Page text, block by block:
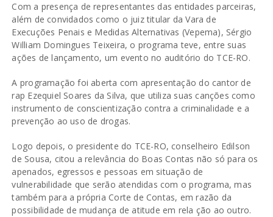
Com a presença de representantes das entidades parceiras,
além de convidados como o juiz titular da Vara de
Execuções Penais e Medidas Alternativas (Vepema), Sérgio
William Domingues Teixeira, o programa teve, entre suas
ações de lançamento, um evento no auditório do TCE-RO.
A programação foi aberta com apresentação do cantor de
rap Ezequiel Soares da Silva, que utiliza suas canções como
instrumento de conscientização contra a criminalidade e a
prevenção ao uso de drogas.
Logo depois, o presidente do TCE-RO, conselheiro Edilson
de Sousa, citou a relevância do Boas Contas não só para os
apenados, egressos e pessoas em situação de
vulnerabilidade que serão atendidas com o programa, mas
também para a própria Corte de Contas, em razão da
possibilidade de mudança de atitude em rela ção ao outro.